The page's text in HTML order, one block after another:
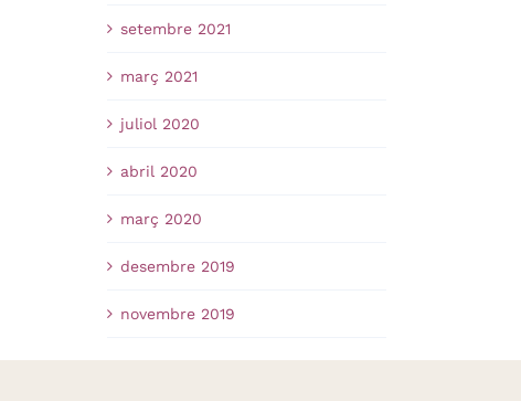
setembre 2021
març 2021
juliol 2020
abril 2020
març 2020
desembre 2019
novembre 2019